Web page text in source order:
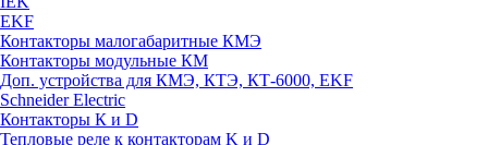
EKF
Контакторы малогабаритные КМЭ
Контакторы модульные КМ
Доп. устройства для КМЭ, КТЭ, КТ-6000, EKF
Schneider Electric
Контакторы К и D
Тепловые реле к контакторам K и D